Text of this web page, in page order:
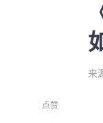
来
点赞